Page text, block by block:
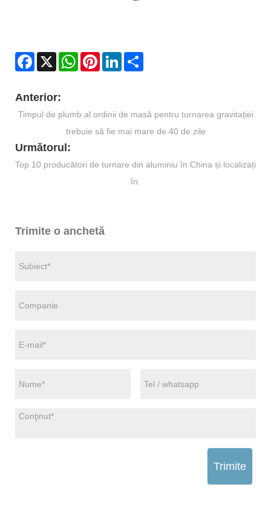
Facebook
X WhatsAppPinterestLinkedIn
Anterior:
Timpul de plumb al ordinii de masă pentru turnarea gravitației
trebuie să fie mai mare de 40 de zile
Următorul:
Top 10 producători de turnare din aluminiu în China și localizați
în.
Trimite o anchetă
Trimite